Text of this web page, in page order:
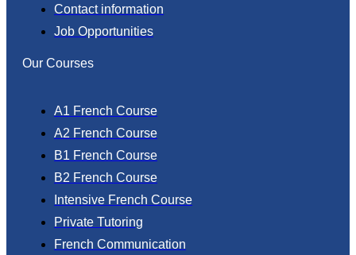
Contact information
Job Opportunities
Our Courses
A1 French Course
A2 French Course
B1 French Course
B2 French Course
Intensive French Course
Private Tutoring
French Communication